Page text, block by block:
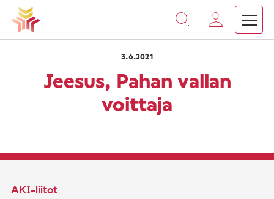
Vieritä
sisältöön
Etusivu Jeesus, Pahan vallan voittaja
3.6.2021
Jeesus, Pahan vallan
voittaja
AKI-liitot